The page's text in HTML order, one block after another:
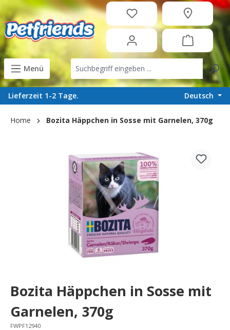
content
Menü
Lieferzeit 1-2 Tage. Deutsch
Home Bozita Häppchen in Sosse mit Garnelen, 370g
Bozita Häppchen in Sosse mit
Garnelen, 370g
FWPF12940